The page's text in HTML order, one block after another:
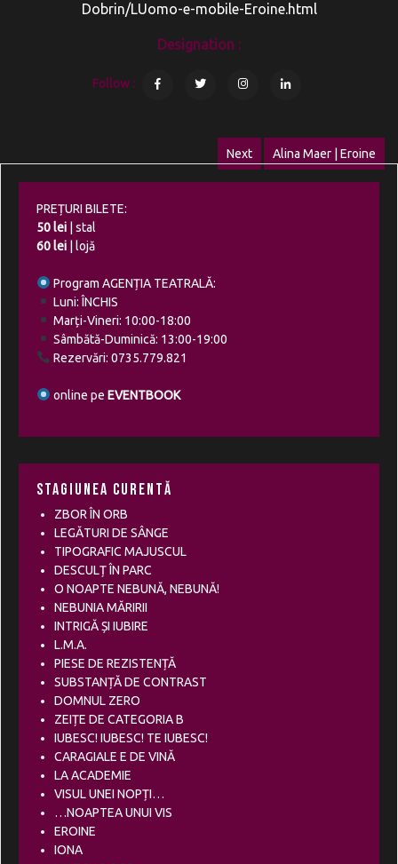
Dobrin/LUomo-e-mobile-Eroine.html
Designation :
Follow :
Navigare
în
articole
Next
Next
post:
Alina Maer | Eroine
PREȚURI BILETE:
50 lei
| stal
60 lei
| lojă
Program AGENȚIA TEATRALĂ:
Luni: ÎNCHIS
Marți-Vineri: 10:00-18:00
Sâmbătă-Duminică: 13:00-19:00
Rezervări: 0735.779.821
online pe EVENTBOOK
Stagiunea curentă
ZBOR ÎN ORB
LEGĂTURI DE SÂNGE
TIPOGRAFIC MAJUSCUL
DESCULȚ ÎN PARC
O NOAPTE NEBUNĂ, NEBUNĂ!
NEBUNIA MĂRIRII
INTRIGĂ ȘI IUBIRE
L.M.A.
PIESE DE REZISTENȚĂ
SUBSTANȚĂ DE CONTRAST
DOMNUL ZERO
ZEIȚE DE CATEGORIA B
IUBESC! IUBESC! TE IUBESC!
CARAGIALE E DE VINĂ
LA ACADEMIE
VISUL UNEI NOPȚI…
…NOAPTEA UNUI VIS
EROINE
IONA